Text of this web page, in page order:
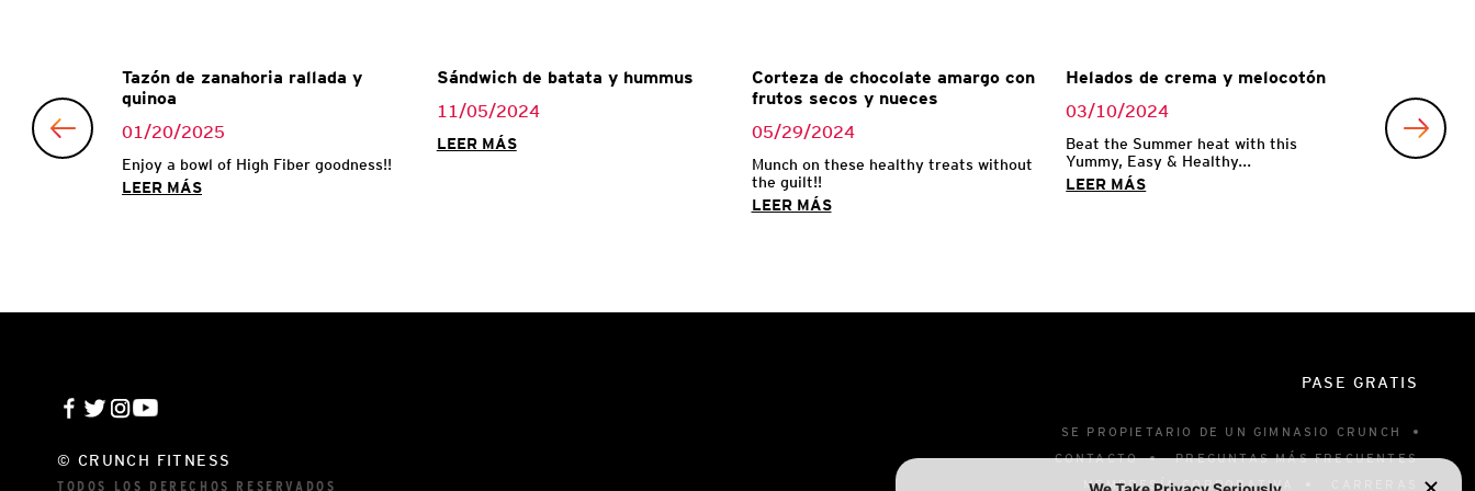
Tazón de zanahoria rallada y
quinoa
01/20/2025
Enjoy a bowl of High Fiber goodness!!
LEER MÁS
Sándwich de batata y hummus
11/05/2024
LEER MÁS
Corteza de chocolate amargo con
frutos secos y nueces
05/29/2024
Munch on these healthy treats without
the guilt!!
LEER MÁS
Helados de crema y melocotón
03/10/2024
Beat the Summer heat with this
Yummy, Easy & Healthy...
LEER MÁS
involves
© CRUNCH FITNESS
TODOS LOS DERECHOS RESERVADOS
PASE GRATIS
SE PROPIETARIO DE UN GIMNASIO CRUNCH
CONTACTO
PREGUNTAS MÁS FRECUENTES
MEMBRESÍA CORPORATIVA